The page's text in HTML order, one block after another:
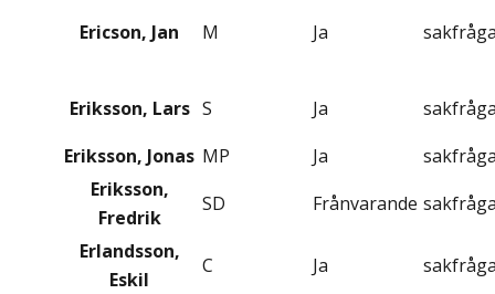
Ericson, Jan M Ja
Eriksson, Lars S Ja
Eriksson, Jonas MP Ja
Eriksson,
Fredrik
SD Frånvarande
Erlandsson,
Eskil
C Ja